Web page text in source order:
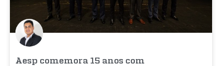
Aesp comemora 15 anos com